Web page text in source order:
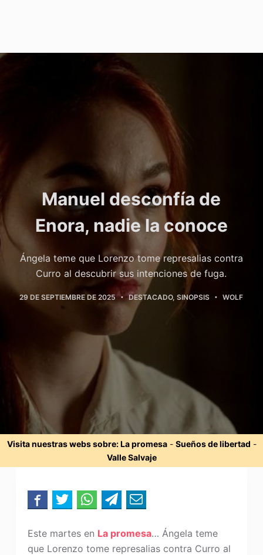
Manuel desconfía de
Enora, nadie la conoce
Ángela teme que Lorenzo tome represalias contra
Curro al descubrir sus intenciones de fuga.
29 DE SEPTIEMBRE DE 2025 DESTACADO,SINOPSIS WOLF
Visita nuestras webs sobre:La promesa- Sueños de libertad -
Valle Salvaje
Este martes en La promesa… Ángela teme
que Lorenzo tome represalias contra Curro al